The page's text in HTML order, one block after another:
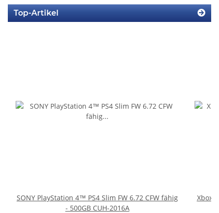
Top-Artikel
SONY PlayStation 4™ PS4 Slim FW 6.72 CFW fähig
- 500GB CUH-2016A
Xbox